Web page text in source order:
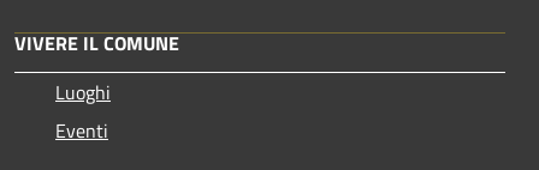
VIVERE IL COMUNE
Luoghi
Eventi